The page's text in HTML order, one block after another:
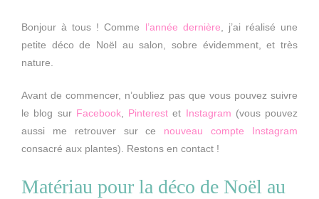
Bonjour à tous ! Comme l’année dernière , j’ai réalisé une
petite déco de Noël au salon, sobre évidemment, et très
nature.
Avant de commencer, n’oubliez pas que vous pouvez suivre
le blog sur Facebook, Pinterest et Instagram (vous pouvez
aussi me retrouver sur ce nouveau compte Instagram
consacré aux plantes). Restons en contact !
Matériau pour la déco de Noël au